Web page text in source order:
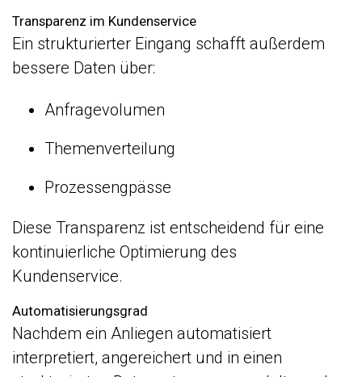
Transparenz im Kundenservice
Ein strukturierter Eingang schafft außerdem
bessere Daten über:
Anfragevolumen
Themenverteilung
Prozessengpässe
Diese Transparenz ist entscheidend für eine
kontinuierliche Optimierung des
Kundenservice.
Automatisierungsgrad
Nachdem ein Anliegen automatisiert
interpretiert, angereichert und in einen